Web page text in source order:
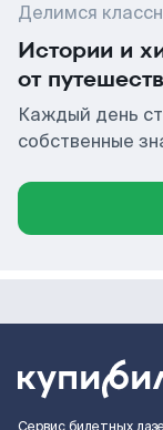
Делимся
Истории и
от
Каждый день
собственные